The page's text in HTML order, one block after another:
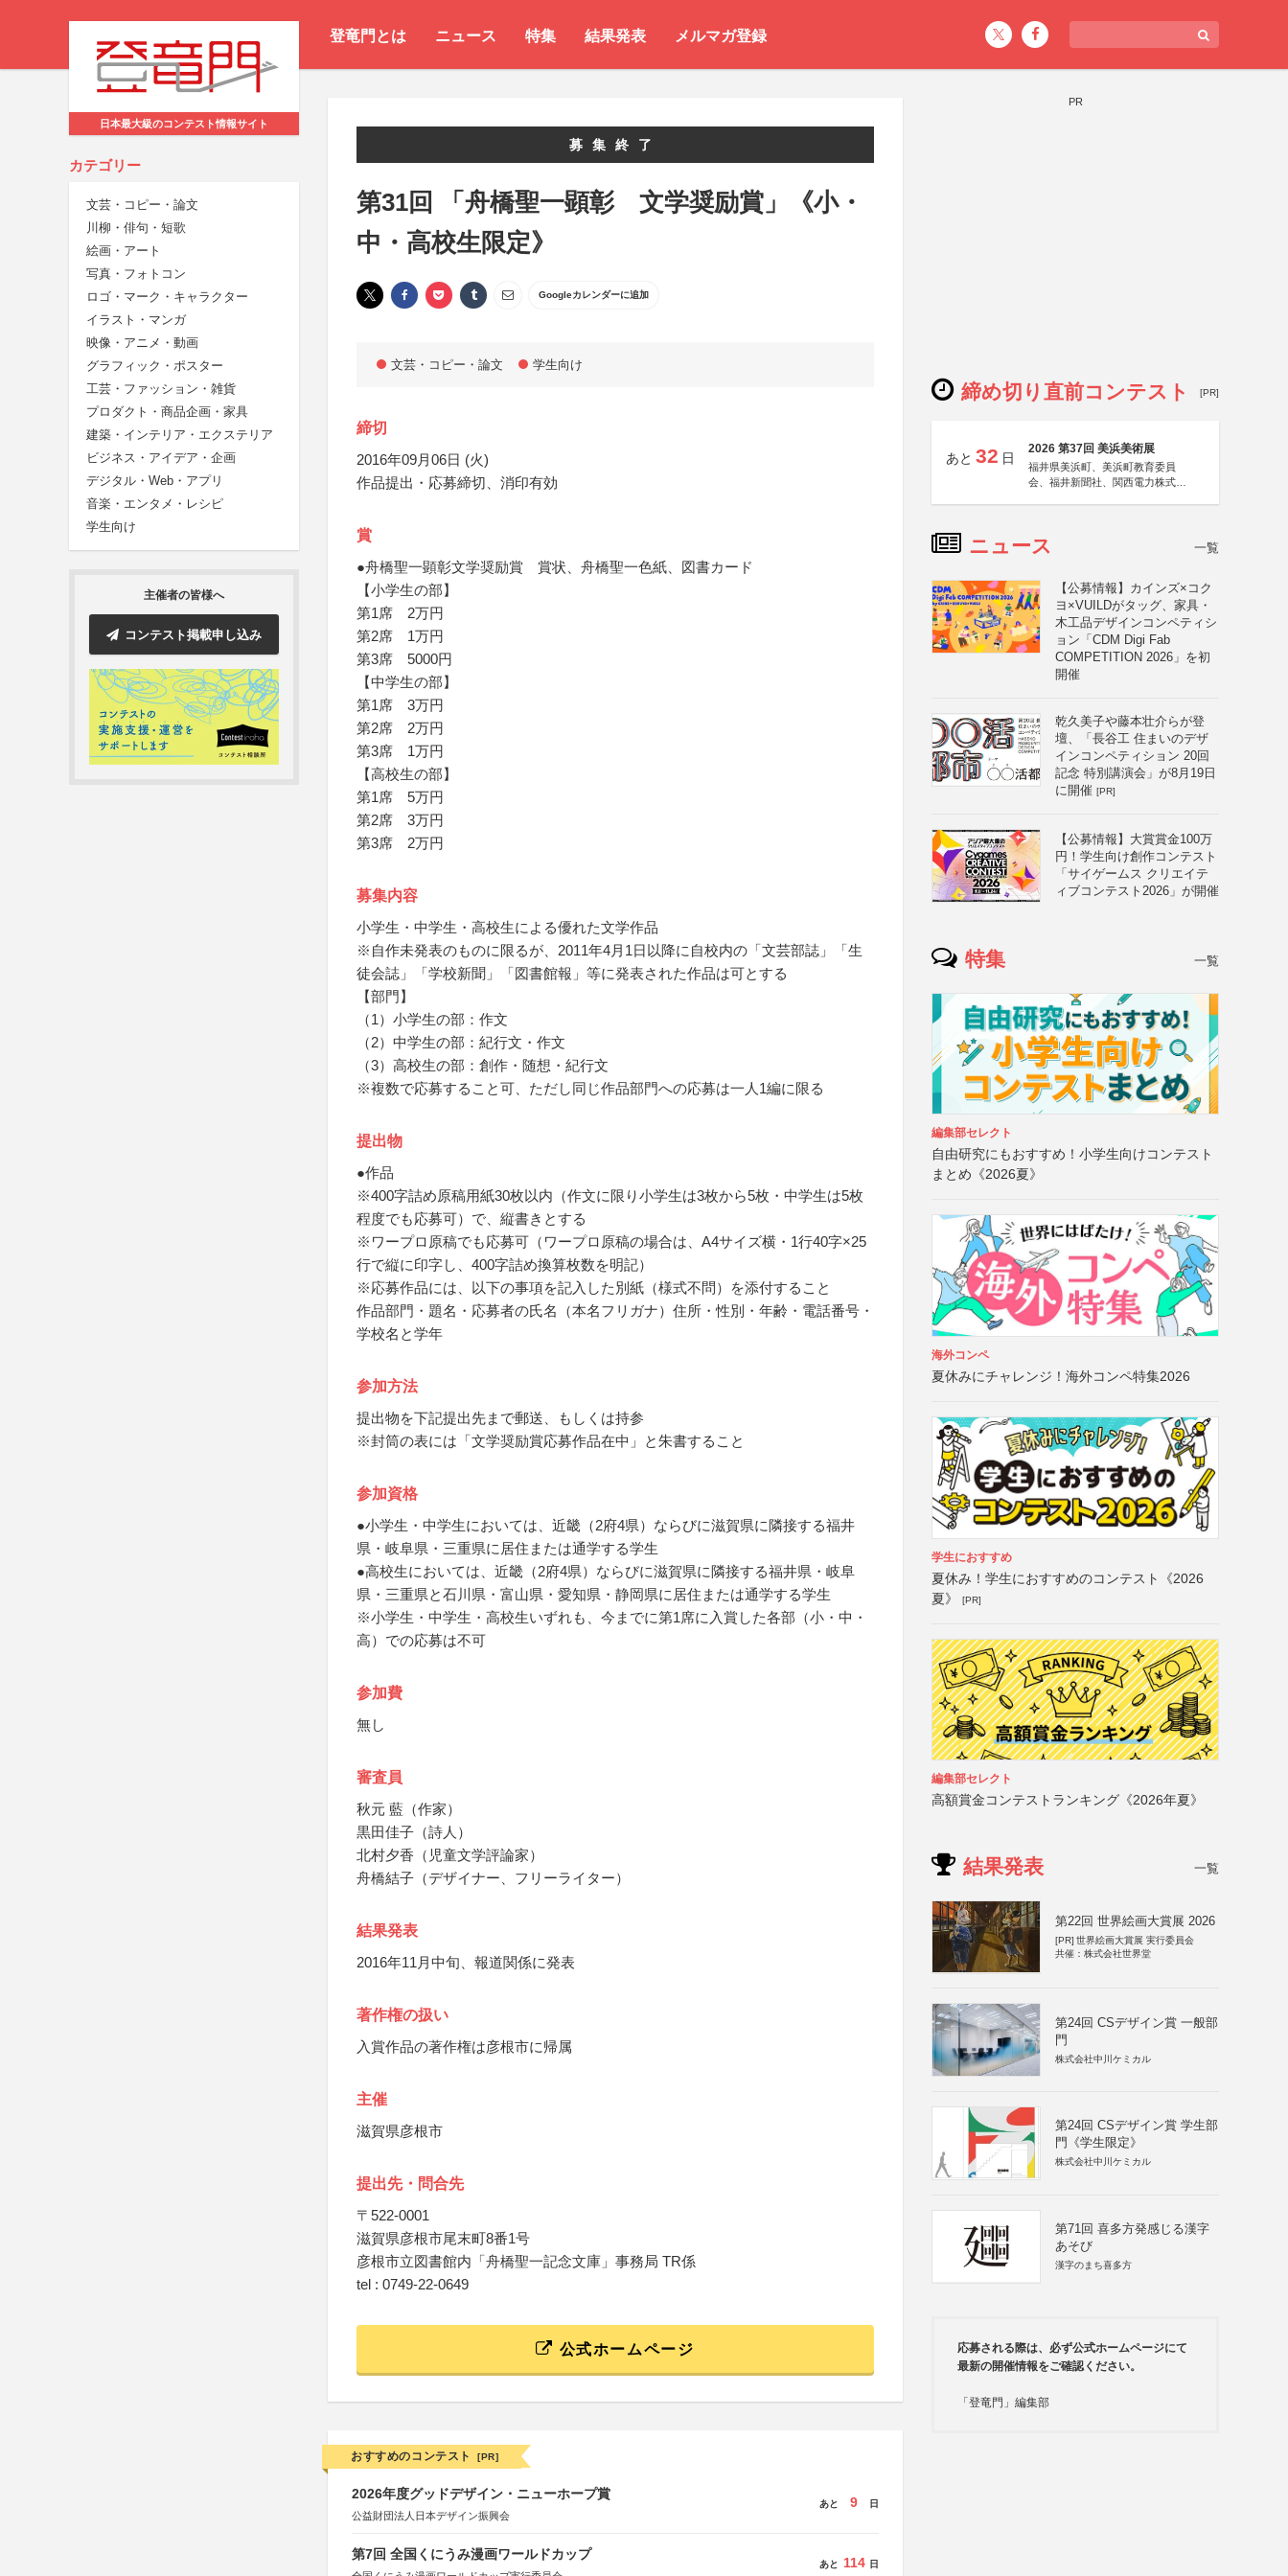
登竜門とは ニュース 特集 結果発表 メルマガ登録
日本最大級のコンテスト情報サイト
カテゴリー
文芸・コピー・論文
川柳・俳句・短歌
絵画・アート
写真・フォトコン
ロゴ・マーク・キャラクター
イラスト・マンガ
映像・アニメ・動画
グラフィック・ポスター
工芸・ファッション・雑貨
プロダクト・商品企画・家具
建築・インテリア・エクステリア
ビジネス・アイデア・企画
デジタル・Web・アプリ
音楽・エンタメ・レシピ
学生向け
主催者の皆様へ
コンテスト掲載申し込み
募集終了
第31回 「舟橋聖一顕彰 文学奨励賞」《小・
中・高校生限定》
Googleカレンダーに追加
文芸・コピー・論文 学生向け
締切
2016年09月06日 (火)
作品提出・応募締切、消印有効
賞
●舟橋聖一顕彰文学奨励賞 賞状、舟橋聖一色紙、図書カード
【小学生の部】
第1席 2万円
第2席 1万円
第3席 5000円
【中学生の部】
第1席 3万円
第2席 2万円
第3席 1万円
【高校生の部】
第1席 5万円
第2席 3万円
第3席 2万円
募集内容
小学生・中学生・高校生による優れた文学作品
※自作未発表のものに限るが、2011年4月1日以降に自校内の「文芸部誌」「生
徒会誌」「学校新聞」「図書館報」等に発表された作品は可とする
【部門】
（1）小学生の部：作文
（2）中学生の部：紀行文・作文
（3）高校生の部：創作・随想・紀行文
※複数で応募すること可、ただし同じ作品部門への応募は一人1編に限る
提出物
●作品
※400字詰め原稿用紙30枚以内（作文に限り小学生は3枚から5枚・中学生は5枚
程度でも応募可）で、縦書きとする
※ワープロ原稿でも応募可（ワープロ原稿の場合は、A4サイズ横・1行40字×25
行で縦に印字し、400字詰め換算枚数を明記）
※応募作品には、以下の事項を記入した別紙（様式不問）を添付すること
作品部門・題名・応募者の氏名（本名フリガナ）住所・性別・年齢・電話番号・
学校名と学年
参加方法
提出物を下記提出先まで郵送、もしくは持参
※封筒の表には「文学奨励賞応募作品在中」と朱書すること
参加資格
●小学生・中学生においては、近畿（2府4県）ならびに滋賀県に隣接する福井
県・岐阜県・三重県に居住または通学する学生
●高校生においては、近畿（2府4県）ならびに滋賀県に隣接する福井県・岐阜
県・三重県と石川県・富山県・愛知県・静岡県に居住または通学する学生
※小学生・中学生・高校生いずれも、今までに第1席に入賞した各部（小・中・
高）での応募は不可
参加費
無し
審査員
秋元 藍（作家）
黒田佳子（詩人）
北村夕香（児童文学評論家）
舟橋結子（デザイナー、フリーライター）
結果発表
2016年11月中旬、報道関係に発表
著作権の扱い
入賞作品の著作権は彦根市に帰属
主催
滋賀県彦根市
提出先・問合先
〒522-0001
滋賀県彦根市尾末町8番1号
彦根市立図書館内「舟橋聖一記念文庫」事務局 TR係
tel : 0749-22-0649
公式ホームページ
おすすめのコンテスト [PR]
2026年度グッドデザイン・ニューホープ賞
公益財団法人日本デザイン振興会
あと 9 日
第7回 全国くにうみ漫画ワールドカップ
あと 114 日
PR
締め切り直前コンテスト [PR]
あと 32 日
2026 第37回 美浜美術展
福井県美浜町、美浜町教育委員
会、福井新聞社、関西電力株式会
ニュース 一覧
【公募情報】カインズ×コク
ヨ×VUILDがタッグ、家具・
木工品デザインコンペティシ
ョン「CDM Digi Fab
COMPETITION 2026」を初
開催
乾久美子や藤本壮介らが登
壇、「長谷工 住まいのデザ
インコンペティション 20回
記念 特別講演会」が8月19日
に開催 [PR]
【公募情報】大賞賞金100万
円！学生向け創作コンテスト
「サイゲームス クリエイテ
ィブコンテスト2026」が開催
特集 一覧
編集部セレクト
自由研究にもおすすめ！小学生向けコンテスト
まとめ《2026夏》
海外コンペ
夏休みにチャレンジ！海外コンペ特集2026
学生におすすめ
夏休み！学生におすすめのコンテスト《2026
夏》
[PR]
編集部セレクト
高額賞金コンテストランキング《2026年夏》
結果発表 一覧
第22回 世界絵画大賞展 2026
[PR] 世界絵画大賞展 実行委員会
共催：株式会社世界堂
第24回 CSデザイン賞 一般部
門
株式会社中川ケミカル
第24回 CSデザイン賞 学生部
門《学生限定》
株式会社中川ケミカル
第71回 喜多方発感じる漢字
あそび
漢字のまち喜多方
応募される際は、必ず公式ホームページにて
最新の開催情報をご確認ください。
「登竜門」編集部